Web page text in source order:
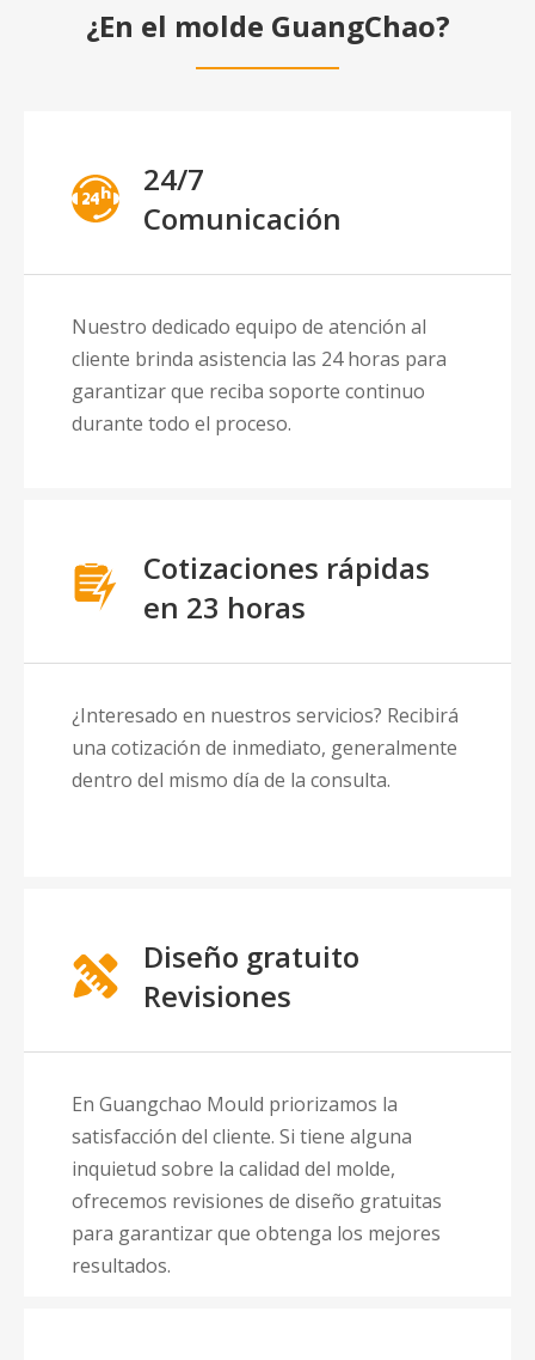
¿En el molde GuangChao?
24/7
Comunicación
Nuestro dedicado equipo de atención al
cliente brinda asistencia las 24 horas para
garantizar que reciba soporte continuo
durante todo el proceso.
Cotizaciones rápidas
en 23 horas
¿Interesado en nuestros servicios? Recibirá
una cotización de inmediato, generalmente
dentro del mismo día de la consulta.
Diseño gratuito
Revisiones
En Guangchao Mould priorizamos la
satisfacción del cliente. Si tiene alguna
inquietud sobre la calidad del molde,
ofrecemos revisiones de diseño gratuitas
para garantizar que obtenga los mejores
resultados.